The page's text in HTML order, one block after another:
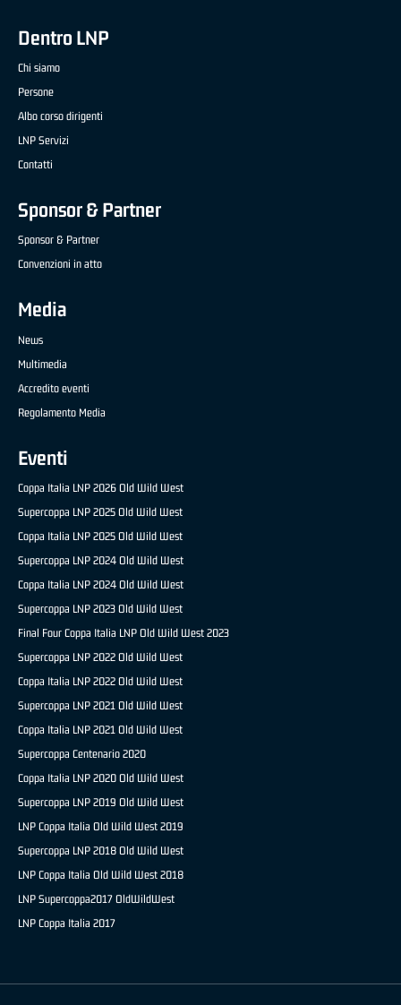
Dentro LNP
Chi siamo
Persone
Albo corso dirigenti
LNP Servizi
Contatti
Sponsor & Partner
Sponsor & Partner
Convenzioni in atto
Media
News
Multimedia
Accredito eventi
Regolamento Media
Eventi
Coppa Italia LNP 2026 Old Wild West
Supercoppa LNP 2025 Old Wild West
Coppa Italia LNP 2025 Old Wild West
Supercoppa LNP 2024 Old Wild West
Coppa Italia LNP 2024 Old Wild West
Supercoppa LNP 2023 Old Wild West
Final Four Coppa Italia LNP Old Wild West 2023
Supercoppa LNP 2022 Old Wild West
Coppa Italia LNP 2022 Old Wild West
Supercoppa LNP 2021 Old Wild West
Coppa Italia LNP 2021 Old Wild West
Supercoppa Centenario 2020
Coppa Italia LNP 2020 Old Wild West
Supercoppa LNP 2019 Old Wild West
LNP Coppa Italia Old Wild West 2019
Supercoppa LNP 2018 Old Wild West
LNP Coppa Italia Old Wild West 2018
LNP Supercoppa2017 OldWildWest
LNP Coppa Italia 2017